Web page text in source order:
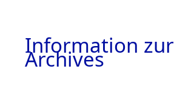
Information
Archives